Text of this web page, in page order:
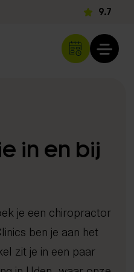
9.7
in en bij
je een chiropractor
ben je aan het
zit je in een paar